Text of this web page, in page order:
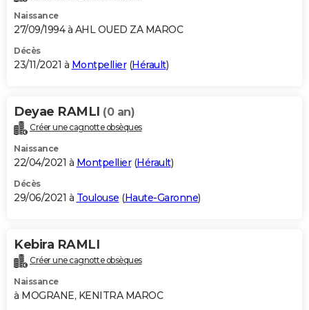
Dictionnaire
Biographies
Citations
Expressions
Proverbes
PROGRAMME TV
S'inscrire
Se connecter
Lycées
Collèges
Primaires
Universités
Entreprises
Service militaire
Avis de recherche
AVIS DE DÉCÈS
Bricolage
Lifestyle
Culture
Sport
Auto
Television
Voyage
Cinema
Naissance
27/09/1994 à AHL OUED ZA MAROC
Décès
23/11/2021 à Montpellier(Hérault)
Deyae RAMLI (0 an)
Créer une cagnotte obsèques
Naissance
22/04/2021 à Montpellier(Hérault)
Décès
29/06/2021 à Toulouse (Haute-Garonne)
Kebira RAMLI
Créer une cagnotte obsèques
Naissance
à MOGRANE, KENITRA MAROC